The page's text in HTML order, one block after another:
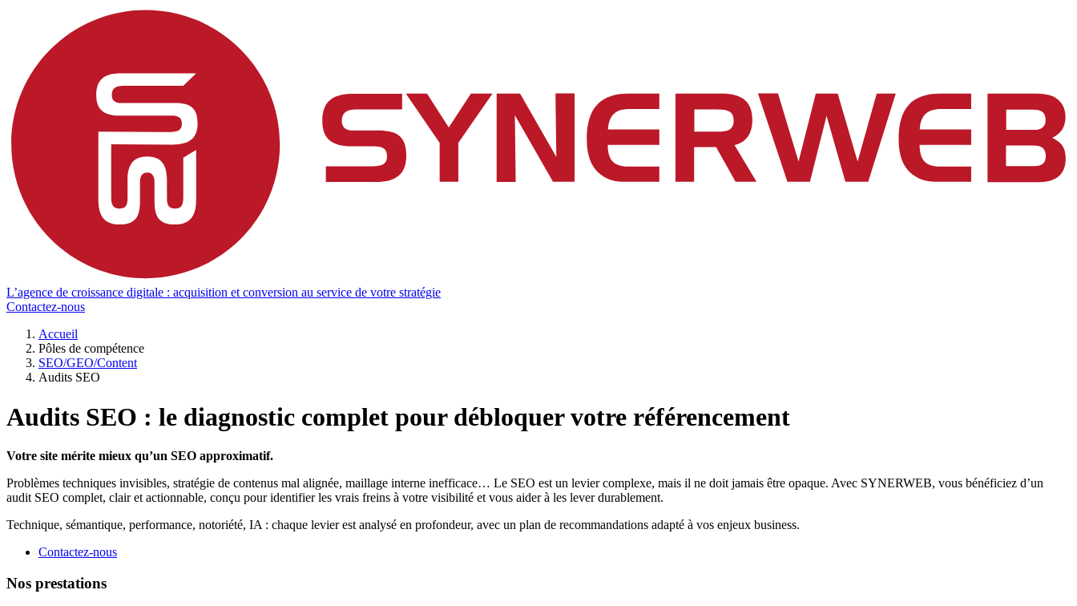
L’agence de croissance digitale : acquisition et conversion au service de votre stratégie
Contactez-nous
Accueil
Pôles de compétence
SEO/GEO/Content
Audits SEO
Audits SEO : le diagnostic complet pour débloquer votre référencement
Votre site mérite mieux qu’un SEO approximatif.
Problèmes techniques invisibles, stratégie de contenus mal alignée, maillage interne inefficace… Le SEO est un levier complexe, mais il ne doit jamais être opaque. Avec SYNERWEB, vous bénéficiez d’un
audit SEO complet, clair et actionnable, conçu pour identifier les vrais freins à votre visibilité et vous aider à les lever durablement.
Technique, sémantique, performance, notoriété, IA : chaque levier est analysé en profondeur, avec un plan de recommandations adapté à vos enjeux business.
Contactez-nous
Nos prestations